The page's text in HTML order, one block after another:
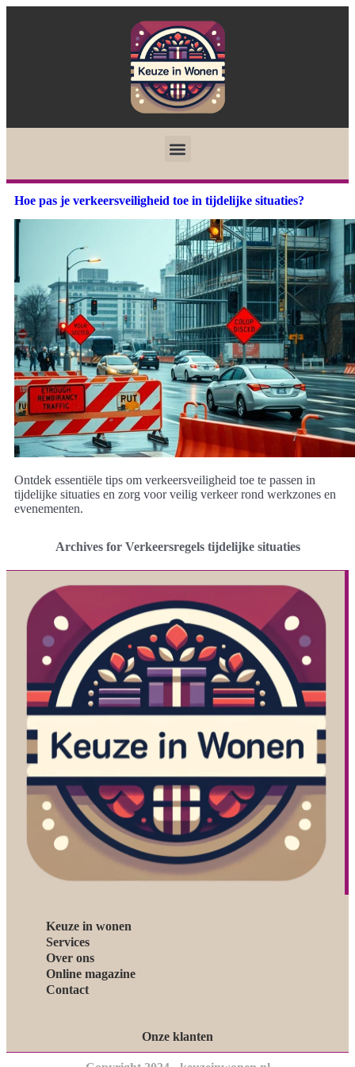
Hoe pas je verkeersveiligheid toe in tijdelijke situaties?
Ontdek essentiële tips om verkeersveiligheid toe te passen in
tijdelijke situaties en zorg voor veilig verkeer rond werkzones en
evenementen.
Archives for Verkeersregels tijdelijke situaties
Keuze in wonen
Services
Over ons
Online magazine
Contact
Onze klanten